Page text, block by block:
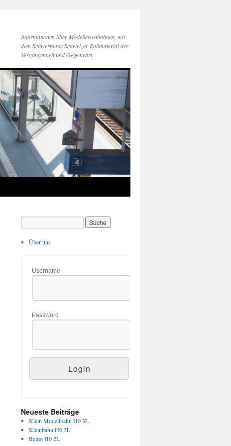
Informationen über Modelleisenbahnen, mit
dem Schwerpunkt Schweizer Rollmaterial der
Vergangenheit und Gegenwart.
Über uns
Username
Password
Neueste Beiträge
Klein Modellbahn H0 3L
Kleinbahn H0 3L
Bemo H0 2L